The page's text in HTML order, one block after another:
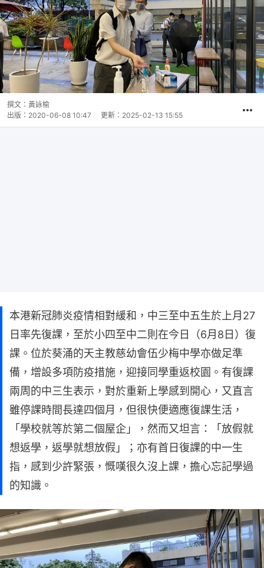
撰文： 黃詠榆
出版： 2020-06-08 10:47 更新： 2025-02-13 15:55
本港新冠肺炎疫情相對緩和，中三至中五生於上月27
日率先復課，至於小四至中二則在今日（6月8日）復
課。位於葵涌的天主教慈幼會伍少梅中學亦做足準
備，增設多項防疫措施，迎接同學重返校園。有復課
兩周的中三生表示，對於重新上學感到開心，又直言
雖停課時間長達四個月，但很快便適應復課生活，
「學校就等於第二個屋企」，然而又坦言：「放假就
想返學，返學就想放假」；亦有首日復課的中一生
指，感到少許緊張，慨嘆很久沒上課，擔心忘記學過
的知識。